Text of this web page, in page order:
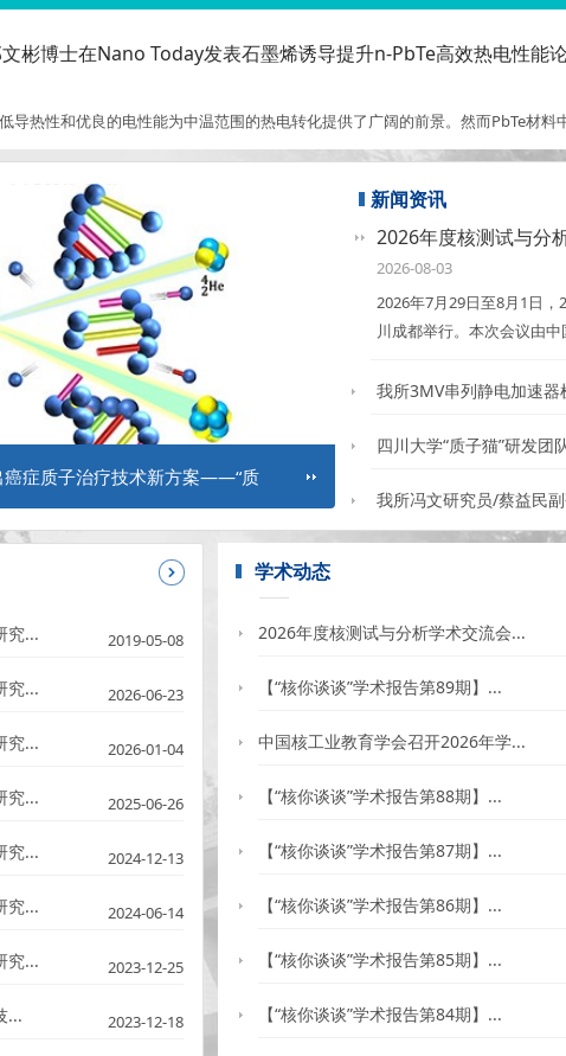
真空靶室中大面积RBS分析装置的研制
我们发展了一套用于大面积样品RBS分析的实验装置，可实现对大面积样品任
息。
癌症质子治疗技术新方案——“质
得重要进展
新闻资讯
2026年度核测试与分
开
2026-08-03
2026年7月29日至8月1日
川成都举行。本次会议由
川大学辐射物理及技术教
我所3MV串列静电加速器
四川大学“质子猫”研发
我所冯文研究员/蔡益民
究... 2019-05-08
究... 2026-06-23
究... 2026-01-04
究... 2025-06-26
究... 2024-12-13
究... 2024-06-14
究... 2023-12-25
... 2023-12-18
学术动态
2026年度核测试与分析学术交流会...
【“核你谈谈”学术报告第89期】...
中国核工业教育学会召开2026年学...
【“核你谈谈”学术报告第88期】...
【“核你谈谈”学术报告第87期】...
【“核你谈谈”学术报告第86期】...
【“核你谈谈”学术报告第85期】...
【“核你谈谈”学术报告第84期】...